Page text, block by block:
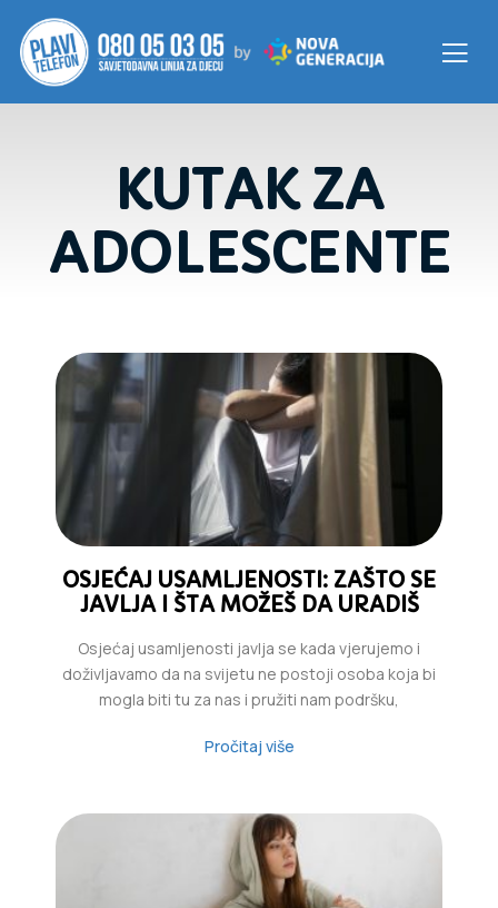
KUTAK ZA
ADOLESCENTE
OSJEĆAJ USAMLJENOSTI: ZAŠTO SE
JAVLJA I ŠTA MOŽEŠ DA URADIŠ
Osjećaj usamljenosti javlja se kada vjerujemo i
doživljavamo da na svijetu ne postoji osoba koja bi
mogla biti tu za nas i pružiti nam podršku,
Pročitaj više